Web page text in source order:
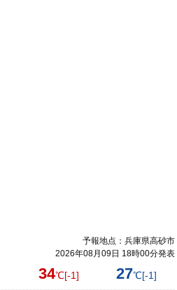
予報地点：兵庫県高砂市
2026年08月09日 18時00分発表
34℃[-1] 27℃[-1]